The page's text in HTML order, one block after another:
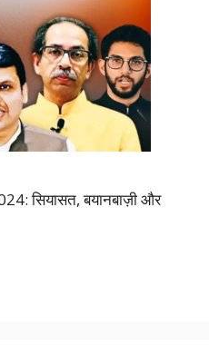
सियासत, बयानबाज़ी और